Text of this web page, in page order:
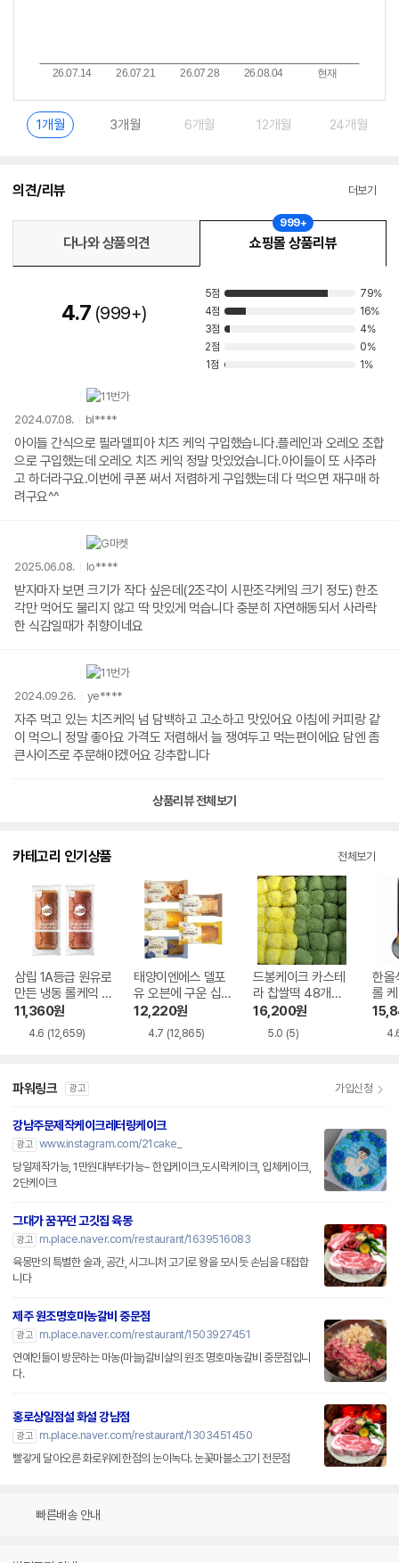
1개월 3개월 6개월 12개월 24개월
의견/리뷰 더보기
다나와 상품의견 쇼핑몰 상품리뷰
999+
4.7 999+
5점
79%
4점
16%
3점
4%
2점
0%
1점
1%
2024.07.08. bl****
아이들 간식으로 필라델피아 치즈 케익 구입했습니다.플레인과 오레오 조합
으로 구입했는데 오레오 치즈 케익 정말 맛있었습니다.아이들이 또 사주라
고 하더라구요.이번에 쿠폰 써서 저렴하게 구입했는데 다 먹으면 재구매 하
려구요^^
2025.06.08. lo****
받자마자 보면 크기가 작다 싶은데(2조각이 시판조각케잌 크기 정도) 한조
각만 먹어도 물리지 않고 딱 맛있게 먹습니다 충분히 자연해동되서 사라락
한 식감일때가 취향이네요
2024.09.26. ye****
자주 먹고 있는 치즈케익 넘 담백하고 고소하고 맛있어요 아침에 커피랑 같
이 먹으니 정말 좋아요 가격도 저렴해서 늘 쟁여두고 먹는편이에요 담엔 좀
큰사이즈로 주문해야겠어요 강추합니다
상품리뷰 전체보기
카테고리 인기상품 전체보기
삼립 1A등급 원유로
만든 냉동 롤케익 2
종 2봉 바닐라롤/블
루베리롤
11,360원
4.6 (12,659)
태양이엔에스 델포
유 오븐에 구운 십
센치 파운드 5종 혼
12,220원
4.7 (12,865)
드봉케이크 카스테
라 찹쌀떡 48개입
1,920g
16,200원
5.0 (5)
한올
롤
+초
파워링크 광고 가입신청
강남주문제작케이크레터링케이크
광고 www.instagram.com/21cake_
당일제작가능, 1만원대부터가능~ 한입케이크,도시락케이크, 입체케이크,
2단케이크
그대가 꿈꾸던 고깃집 육몽
광고
m.place.naver.com/restaurant/1639516083
육몽만의 특별한 술과, 공간, 시그니처 고기로 왕을 모시듯 손님을 대접합
니다
제주 원조명호마농갈비 중문점
광고
m.place.naver.com/restaurant/1503927451
연예인들이 방문하는 마농(마늘)갈비살의 원조 명호마농갈비 중문점입니
다.
홍로상일점설 화설 강남점
광고
m.place.naver.com/restaurant/1303451450
빨갛게 달아오른 화로위에 한점의 눈이녹다. 눈꽃마블소고기 전문점
빠른배송 안내